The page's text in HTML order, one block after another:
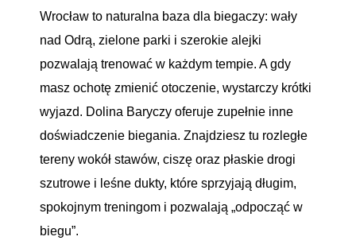
Wrocław to naturalna baza dla biegaczy: wały
nad Odrą, zielone parki i szerokie alejki
pozwalają trenować w każdym tempie. A gdy
masz ochotę zmienić otoczenie, wystarczy krótki
wyjazd. Dolina Baryczy oferuje zupełnie inne
doświadczenie biegania. Znajdziesz tu rozległe
tereny wokół stawów, ciszę oraz płaskie drogi
szutrowe i leśne dukty, które sprzyjają długim,
spokojnym treningom i pozwalają „odpocząć w
biegu”.